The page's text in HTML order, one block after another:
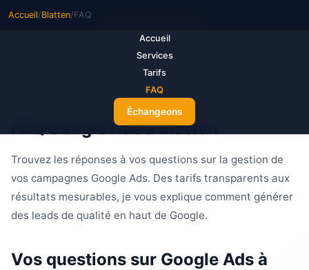
Accueil
Services
Tarifs
FAQ
Échangeons
Accueil/Blatten/FAQ
FAQ Google Ads à Blatten
Trouvez les réponses à vos questions sur la gestion de
vos campagnes Google Ads. Des tarifs transparents aux
résultats mesurables, je vous explique comment générer
des leads de qualité en haut de Google.
Vos questions sur Google Ads à